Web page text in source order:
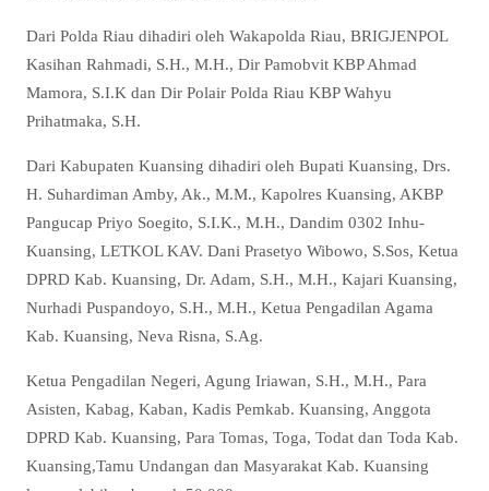
Dari Polda Riau dihadiri oleh Wakapolda Riau, BRIGJENPOL
Kasihan Rahmadi, S.H., M.H., Dir Pamobvit KBP Ahmad
Mamora, S.I.K dan Dir Polair Polda Riau KBP Wahyu
Prihatmaka, S.H.
Dari Kabupaten Kuansing dihadiri oleh Bupati Kuansing, Drs.
H. Suhardiman Amby, Ak., M.M., Kapolres Kuansing, AKBP
Pangucap Priyo Soegito, S.I.K., M.H., Dandim 0302 Inhu-
Kuansing, LETKOL KAV. Dani Prasetyo Wibowo, S.Sos, Ketua
DPRD Kab. Kuansing, Dr. Adam, S.H., M.H., Kajari Kuansing,
Nurhadi Puspandoyo, S.H., M.H., Ketua Pengadilan Agama
Kab. Kuansing, Neva Risna, S.Ag.
Ketua Pengadilan Negeri, Agung Iriawan, S.H., M.H., Para
Asisten, Kabag, Kaban, Kadis Pemkab. Kuansing, Anggota
DPRD Kab. Kuansing, Para Tomas, Toga, Todat dan Toda Kab.
Kuansing,Tamu Undangan dan Masyarakat Kab. Kuansing